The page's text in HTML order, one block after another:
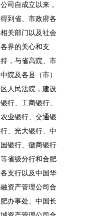
公司自成立以来，
得到省、市政府各
相关部门以及社会
各界的关心和支
持，与省高院、市
中院及各县（市）
区人民法院，建设
银行、工商银行、
农业银行、交通银
行、光大银行、中
国银行、徽商银行
等省级分行和合肥
各支行以及中国华
融资产管理公司合
肥办事处、中国长